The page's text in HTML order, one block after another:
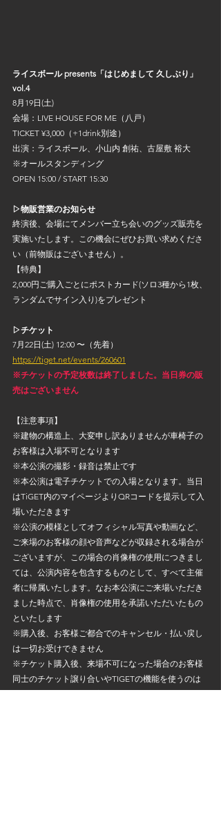
ライスボール presents「はじめまして 久しぶり」
vol.4
8月19日(土)
会場：LIVE HOUSE FOR ME（八戸）
TICKET ¥3,000（+1drink別途）
出演：ライスボール、小山内 創祐、古屋敷 裕大
※オールスタンディング
OPEN 15:00 / START 15:30
▷物販営業のお知らせ
終演後、会場にてメンバー立ち会いのグッズ販売を
実施いたします。この機会にぜひお買い求めくださ
い（前物販はございません）。
【特典】
2,000円ご購入ごとにポストカード(ソロ3種から1枚、
ランダムでサイン入り)をプレゼント
▷チケット
7月22日(土) 12:00 〜（先着）
https://tiget.net/events/260601
※チケットの予定枚数は終了しました。当日券の販
売はございません
【注意事項】
※建物の構造上、大変申し訳ありませんが車椅子の
お客様は入場不可となります
※本公演の撮影・録音は禁止です
※本公演は電子チケットでの入場となります。当日
はTiGET内のマイページよりQRコードを提示して入
場いただきます
※公演の模様としてオフィシャル写真や動画など、
ご来場のお客様の顔や⾳声などが収録される場合が
ございますが、この場合の肖像権の使⽤につきまし
ては、公演内容を包含するものとして、すべて主催
者に帰属いたします。なお本公演にご来場いただき
ました時点で、肖像権の使⽤を承諾いただいたもの
といたします
※購入後、お客様ご都合でのキャンセル・払い戻し
は一切お受けできません
※チケット購入後、来場不可になった場合のお客様
同士のチケット譲り合いやTIGETの機能を使うのは